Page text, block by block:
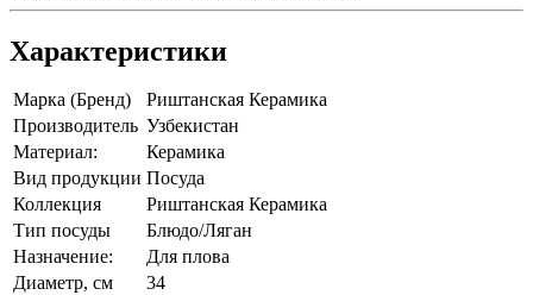
Характеристики
Марка (Бренд)
Риштанская Керамика
Производитель Узбекистан
Материал:
Керамика
Вид продукции Посуда
Коллекция
Риштанская Керамика
Тип посуды
Блюдо/Ляган
Назначение:
Для плова
Диаметр, см
34